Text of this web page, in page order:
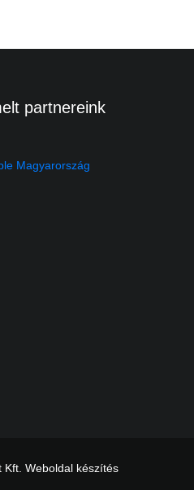
partnereink
Weboldal készítés